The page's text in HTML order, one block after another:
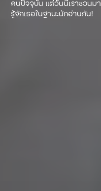
คนปัจจุบัน แต่วันนี้เราชวนมา
รู้จักเธอในฐานะนักอ่านกัน!